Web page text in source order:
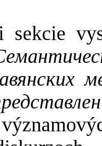
sekcie